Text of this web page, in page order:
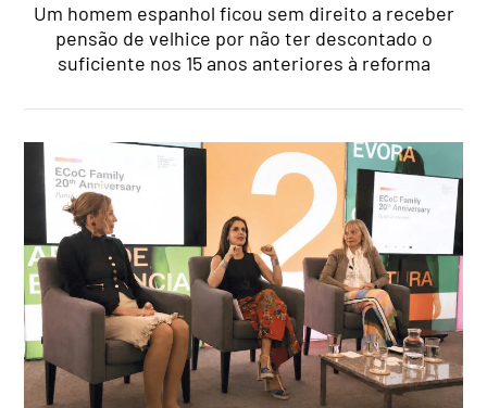
Um homem espanhol ficou sem direito a receber
pensão de velhice por não ter descontado o
suficiente nos 15 anos anteriores à reforma